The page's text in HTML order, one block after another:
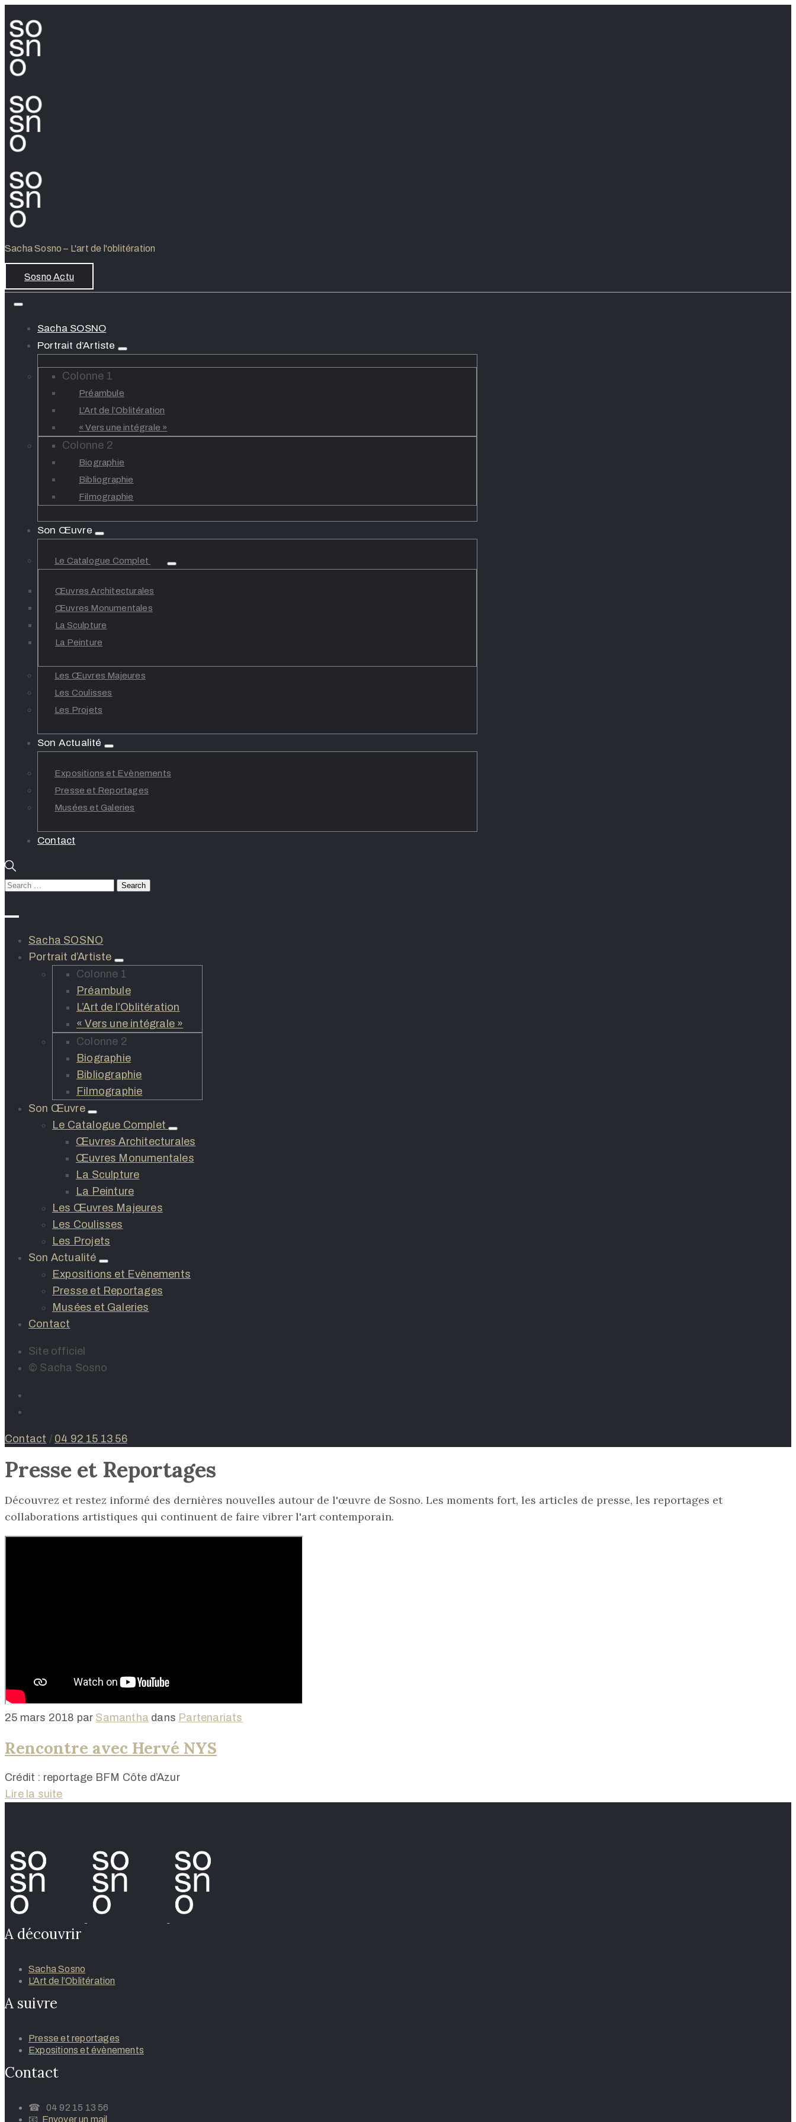
Sacha Sosno – L'art de l'oblitération
Sosno Actu
Sacha SOSNO
Portrait d’Artiste
Colonne 1
Préambule
L’Art de l’Oblitération
« Vers une intégrale »
Colonne 2
Biographie
Bibliographie
Filmographie
Son Œuvre
Le Catalogue Complet
Œuvres Architecturales
Œuvres Monumentales
La Sculpture
La Peinture
Les Œuvres Majeures
Les Coulisses
Les Projets
Son Actualité
Expositions et Evènements
Presse et Reportages
Musées et Galeries
Contact
Sacha SOSNO
Portrait d’Artiste
Colonne 1
Préambule
L’Art de l’Oblitération
« Vers une intégrale »
Colonne 2
Biographie
Bibliographie
Filmographie
Son Œuvre
Le Catalogue Complet
Œuvres Architecturales
Œuvres Monumentales
La Sculpture
La Peinture
Les Œuvres Majeures
Les Coulisses
Les Projets
Son Actualité
Expositions et Evènements
Presse et Reportages
Musées et Galeries
Contact
Site officiel
© Sacha Sosno
Contact / 04 92 15 13 56
Presse et Reportages
Découvrez et restez informé des dernières nouvelles autour de l'œuvre de Sosno. Les moments fort, les articles de presse, les reportages et
collaborations artistiques qui continuent de faire vibrer l'art contemporain.
25 mars 2018 par Samantha dans Partenariats
Rencontre avec Hervé NYS
Crédit : reportage BFM Côte d’Azur
Lire la suite
A découvrir
Sacha Sosno
L’Art de l’Oblitération
A suivre
Presse et reportages
Expositions et évènements
Contact
☎ 04 92 15 13 56
📧 Envoyer un mail